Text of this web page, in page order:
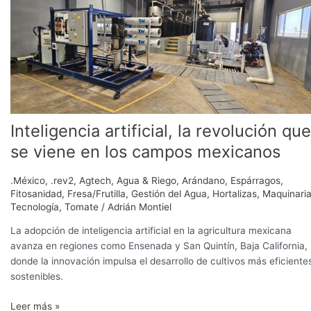
Inteligencia artificial, la revolución que
se viene en los campos mexicanos
.México, .rev2, Agtech, Agua & Riego, Arándano, Espárragos,
Fitosanidad, Fresa/Frutilla, Gestión del Agua, Hortalizas, Maquinaria
Tecnología, Tomate / Adrián Montiel
La adopción de inteligencia artificial en la agricultura mexicana
avanza en regiones como Ensenada y San Quintín, Baja California,
donde la innovación impulsa el desarrollo de cultivos más
sostenibles.
revolución
se
viene
en
los
campos
mexicanos
Leer más »